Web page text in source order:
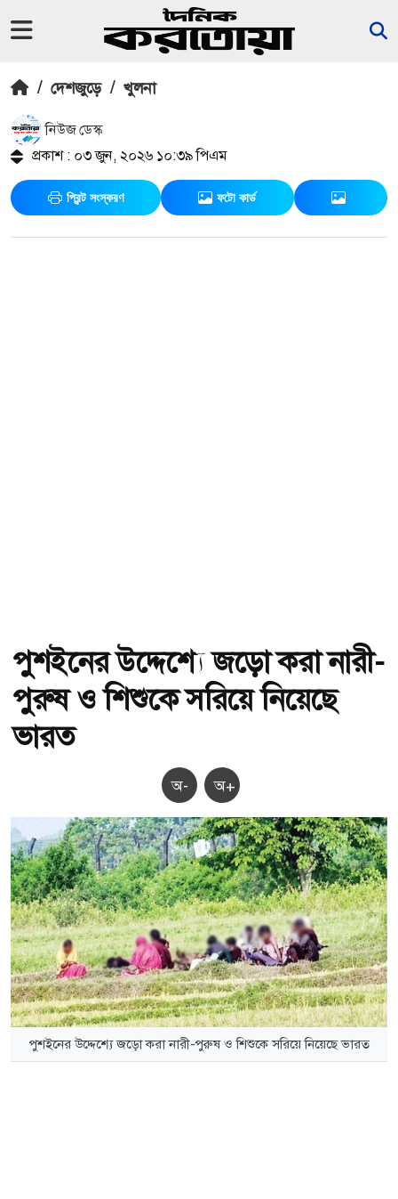
/ দেশজুড়ে / খুলনা
নিউজ ডেস্ক
প্রকাশ : ০৩ জুন, ২০২৬ ১০:৩৯ পিএম
প্রিন্ট সংস্করণ ফটো কার্ড
পুশইনের উদ্দেশ্যে জড়ো করা নারী-
পুরুষ ও শিশুকে সরিয়ে নিয়েছে
ভারত
অ- অ+
পুশইনের উদ্দেশ্যে জড়ো করা নারী-পুরুষ ও শিশুকে সরিয়ে নিয়েছে ভারত